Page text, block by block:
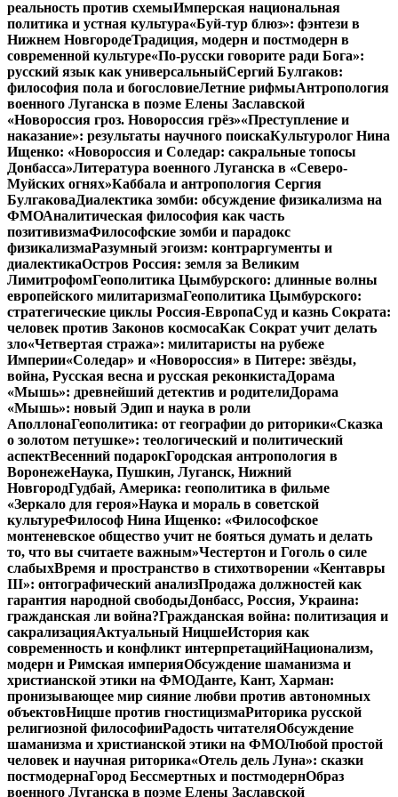
реальность против схемыИмперская национальная
политика и устная культура«Буй-тур блюз»: фэнтези в
Нижнем НовгородеТрадиция, модерн и постмодерн в
современной культуре«По-русски говорите ради Бога»:
русский язык как универсальныйСергий Булгаков:
философия пола и богословиеЛетние рифмыАнтропология
военного Луганска в поэме Елены Заславской
«Новороссия гроз. Новороссия грёз»«Преступление и
наказание»: результаты научного поискаКультуролог Нина
Ищенко: «Новороссия и Соледар: сакральные топосы
Донбасса»Литература военного Луганска в «Северо-
Муйских огнях»Каббала и антропология Сергия
БулгаковаДиалектика зомби: обсуждение физикализма на
ФМОАналитическая философия как часть
позитивизмаФилософские зомби и парадокс
физикализмаРазумный эгоизм: контраргументы и
диалектикаОстров Россия: земля за Великим
ЛимитрофомГеополитика Цымбурского: длинные волны
европейского милитаризмаГеополитика Цымбурского:
стратегические циклы Россия-ЕвропаСуд и казнь Сократа:
человек против Законов космосаКак Сократ учит делать
зло«Четвертая стража»: милитаристы на рубеже
Империи«Соледар» и «Новороссия» в Питере: звёзды,
война, Русская весна и русская реконкистаДорама
«Мышь»: древнейший детектив и родителиДорама
«Мышь»: новый Эдип и наука в роли
АполлонаГеополитика: от географии до риторики«Сказка
о золотом петушке»: теологический и политический
аспектВесенний подарокГородская антропология в
ВоронежеНаука, Пушкин, Луганск, Нижний
НовгородГудбай, Америка: геополитика в фильме
«Зеркало для героя»Наука и мораль в советской
культуреФилософ Нина Ищенко: «Философское
монтеневское общество учит не бояться думать и делать
то, что вы считаете важным»Честертон и Гоголь о силе
слабыхВремя и пространство в стихотворении «Кентавры
III»: онтографический анализПродажа должностей как
гарантия народной свободыДонбасс, Россия, Украина:
гражданская ли война?Гражданская война: политизация и
сакрализацияАктуальный НицшеИстория как
современность и конфликт интерпретацийНационализм,
модерн и Римская империяОбсуждение шаманизма и
христианской этики на ФМОДанте, Кант, Харман:
пронизывающее мир сияние любви против автономных
объектовНицше против гностицизмаРиторика русской
религиозной философииРадость читателяОбсуждение
шаманизма и христианской этики на ФМОЛюбой простой
человек и научная риторика«Отель дель Луна»: сказки
постмодернаГород Бессмертных и постмодернОбраз
военного Луганска в поэме Елены Заславской